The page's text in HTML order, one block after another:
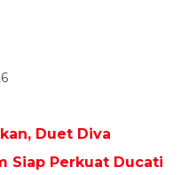
Duet Diva
Siap Perkuat Ducati